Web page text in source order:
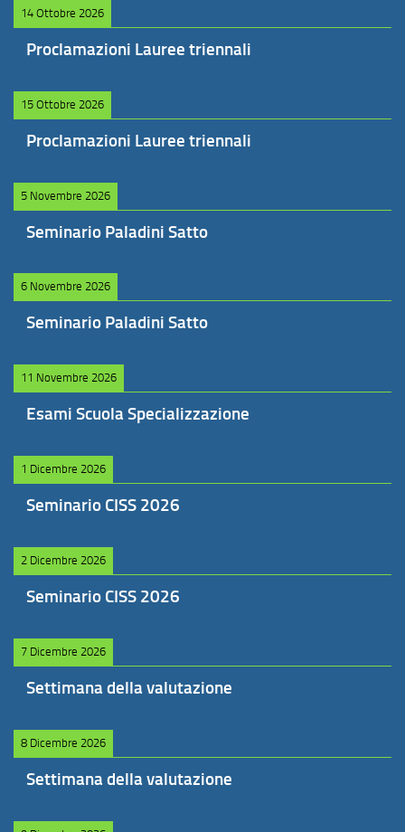
14 Ottobre 2026
Proclamazioni Lauree triennali
15 Ottobre 2026
Proclamazioni Lauree triennali
5 Novembre 2026
Seminario Paladini Satto
6 Novembre 2026
Seminario Paladini Satto
11 Novembre 2026
Esami Scuola Specializzazione
1 Dicembre 2026
Seminario CISS 2026
2 Dicembre 2026
Seminario CISS 2026
7 Dicembre 2026
Settimana della valutazione
8 Dicembre 2026
Settimana della valutazione